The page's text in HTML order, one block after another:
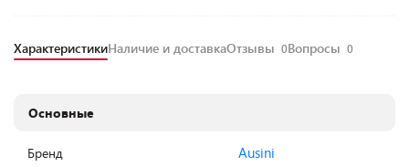
ХарактеристикиНаличие и доставкаОтзывы 0Вопросы 0
Основные
Бренд Ausini